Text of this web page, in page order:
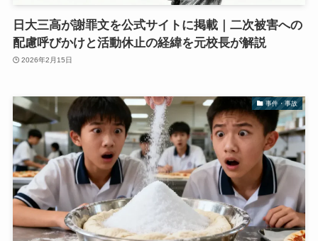
日大三高が謝罪文を公式サイトに掲載｜二次被害への
配慮呼びかけと活動休止の経緯を元校長が解説
2026年2月15日
事件・事故